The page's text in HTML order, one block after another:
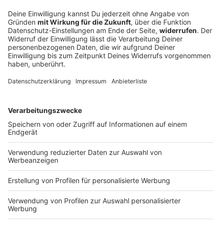
Autofahrer rast der Polizei davon - bis an
einen Baum
Mit deutlich überhöhter Geschwindigkeit und
riskanten Überholmanövern flüchtet ein 24-Jähriger
Baum. Die Ermittler bitten Zeugen um Hinweise.
DEINE GEMERKTEN ARTIKEL
Du hast dir noch keine Artikel gemerkt
Markiere sie hierfür mit einem